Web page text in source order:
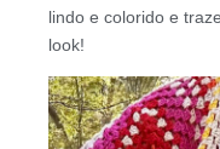
lindo e colorido e
look!